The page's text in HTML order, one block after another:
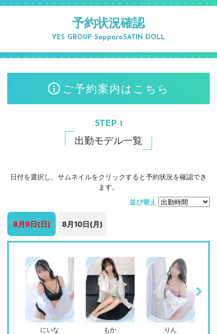
予約状況確認
YES GROUP SapporoSATIN DOLL
ご予約案内はこちら
STEP 1
出勤モデル一覧
日付を選択し、サムネイルをクリックすると予約状況を確認でき
ます。
並び替え
8月9日(日) 8月10日(月)
にいな もか りん
Next